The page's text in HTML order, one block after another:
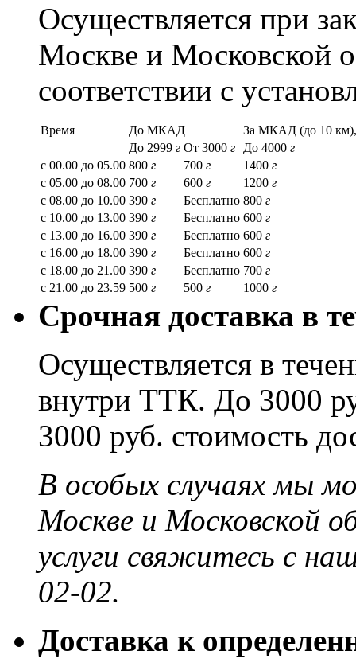
Осуществляется при
Москве и Московской
соответствии с
Время До МКАД
За МКАД (до 10
До 2999 г От 3000 г До 4000 г
с 00.00 до 05.00 800 г 700 г 1400 г
с 05.00 до 08.00 700 г 600 г 1200 г
с 08.00 до 10.00 390 г Бесплатно 800 г
с 10.00 до 13.00 390 г Бесплатно 600 г
с 13.00 до 16.00 390 г Бесплатно 600 г
с 16.00 до 18.00 390 г Бесплатно 600 г
с 18.00 до 21.00 390 г Бесплатно 700 г
с 21.00 до 23.59 500 г 500 г 1000 г
Срочная доставка в
Осуществляется в
внутри ТТК. До 3000
3000 руб. стоимость
В особых случаях мы
Москве и Московской
услуги свяжитесь с
02-02.
Доставка к